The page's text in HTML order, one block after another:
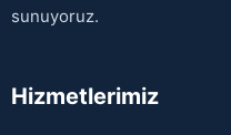
sunuyoruz.
Hizmetlerimiz